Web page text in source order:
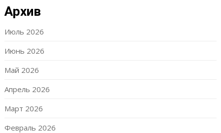
Архив
Июль 2026
Июнь 2026
Май 2026
Апрель 2026
Март 2026
Февраль 2026